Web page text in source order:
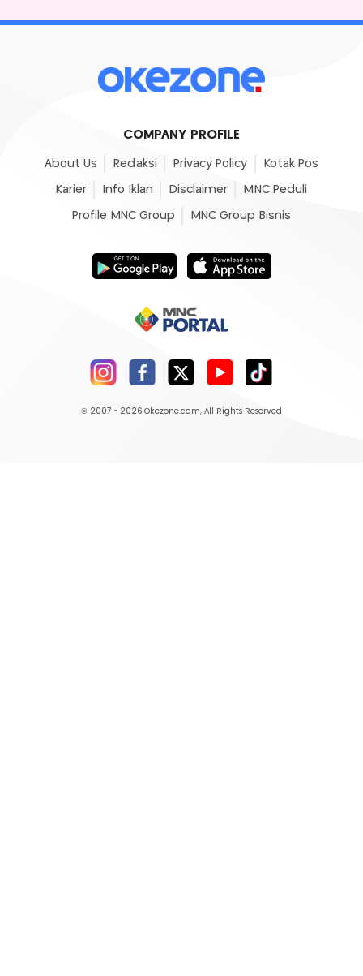
COMPANY PROFILE
About Us Redaksi Privacy Policy Kotak Pos
Karier Info Iklan Disclaimer MNC Peduli
Profile MNC Group MNC Group Bisnis
© 2007 - 2026 Okezone.com, All Rights Reserved